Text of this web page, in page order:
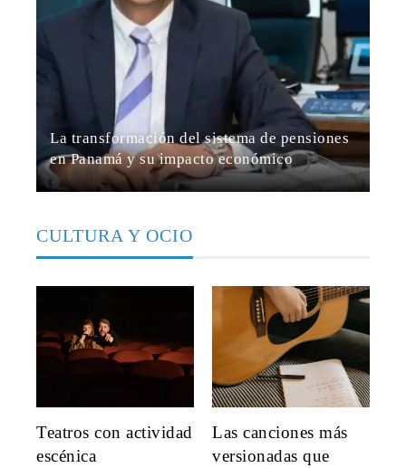
La transformación del sistema de pensiones
en Panamá y su impacto económico
María Beltrán Hace 3 semanas
CULTURA Y OCIO
Teatros con actividad
escénica
Las canciones más
versionadas que